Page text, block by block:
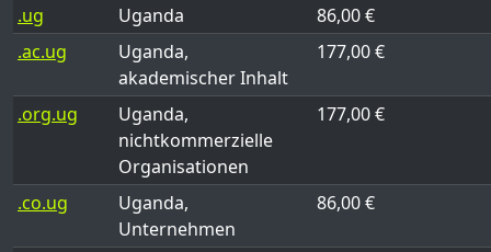
.ug
Uganda
86,00 €
.ac.ug
Uganda,
akademischer Inhalt
177,00 €
.org.ug
Uganda,
nichtkommerzielle
Organisationen
177,00 €
.co.ug
Uganda,
Unternehmen
86,00 €